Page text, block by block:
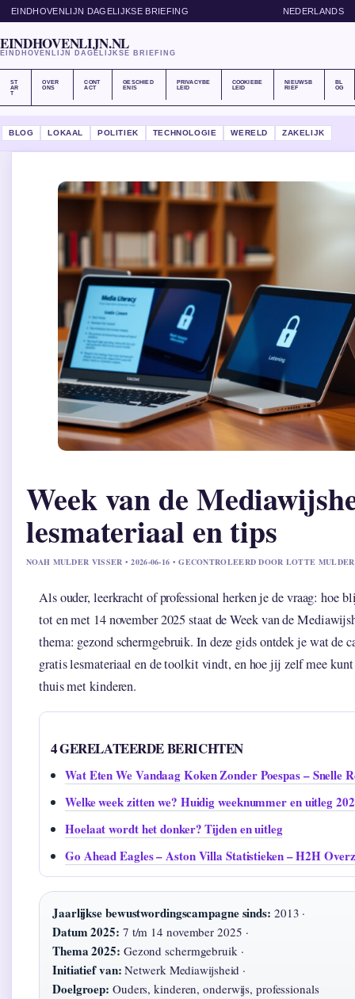
EINDHOVENLIJN DAGELIJKSE BRIEFING NEDERLANDS
EINDHOVENLIJN.NL
EINDHOVENLIJN DAGELIJKSE BRIEFING
ST
AR
T
OVER
ONS
CONT
ACT
GESCHIED
ENIS
PRIVACYBE
LEID
COOKIEBE
LEID
NIEUWSB
RIEF
BL
OG
BLOG LOKAAL POLITIEK TECHNOLOGIE WERELD ZAKELIJK
Week van de
lesmateriaal en tips
NOAH MULDER VISSER • 2026-06-16 • GECONTROLEERD DOOR LOTTE MULDER
Als ouder, leerkracht of professional herken je de vraag: hoe
tot en met 14 november 2025 staat de Week van de
thema: gezond schermgebruik. In deze gids ontdek je wat de
gratis lesmateriaal en de toolkit vindt, en hoe jij zelf mee
thuis met kinderen.
4 GERELATEERDE BERICHTEN
Wat Eten We Vandaag Koken Zonder Poespas – Snelle
Welke week zitten we? Huidig weeknummer en uitleg
Hoelaat wordt het donker? Tijden en uitleg
Go Ahead Eagles – Aston Villa Statistieken – H2H
Jaarlijkse bewustwordingscampagne sinds: 2013 ·
Datum 2025: 7 t/m 14 november 2025 ·
Thema 2025: Gezond schermgebruik ·
Initiatief van: Netwerk Mediawijsheid ·
Doelgroep: Ouders, kinderen, onderwijs, professionals